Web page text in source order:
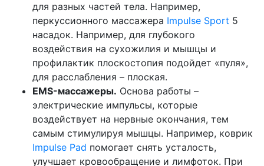
для разных частей тела. Например,
перкуссионного массажера Impulse Sport 5
насадок. Например, для глубокого
воздействия на сухожилия и мышцы и
профилактик плоскостопия подойдет «пуля»,
для расслабления – плоская.
EMS-массажеры. Основа работы –
электрические импульсы, которые
воздействует на нервные окончания, тем
самым стимулируя мышцы. Например, коврик
Impulse Pad помогает снять усталость,
улучшает кровообращение и лимфоток. При